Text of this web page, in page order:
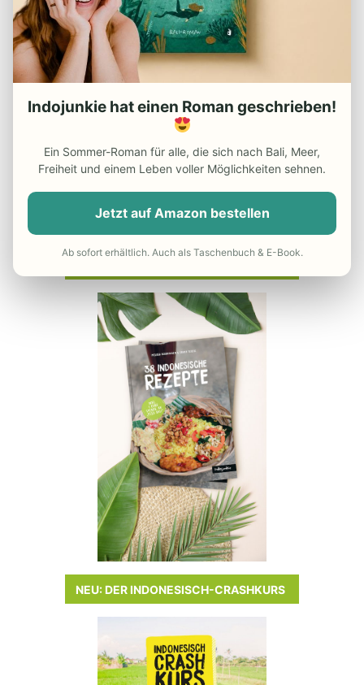
– Packliste für Indonesien
– Reiseapotheke Indonesien
– Beste Reisezeit Indonesien
– Die besten Indonesien
– Günstiger Flug nach Indonesien
– Do’s and Dont’s in Indonesien
– Reisekrankenversicherung
NEU: DER INDONESISCH-CRASHKURS
Indojunkie hat einen Roman geschrieben!
Ein Sommer-Roman für alle, die sich nach Bali, Meer,
Freiheit und einem Leben voller Möglichkeiten sehnen.
Jetzt auf Amazon bestellen
Ab sofort erhältlich. Auch als Taschenbuch & E-Book.